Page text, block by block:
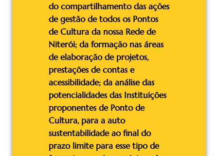
do compartilhamento das ações
de gestão de todos os Pontos
de Cultura da nossa Rede de
Niterói; da formação nas áreas
de elaboração de projetos,
prestações de contas e
acessibilidade; da análise das
potencialidades das Instituições
proponentes de Ponto de
Cultura, para a auto
sustentabilidade ao final do
prazo limite para esse tipo de